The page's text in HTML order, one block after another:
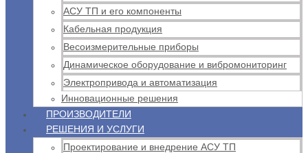
АСУ ТП и его компоненты
Кабельная продукция
Весоизмерительные приборы
Динамическое оборудование и вибромониторинг
Электропривода и автоматизация
Инновационные решения
ПРОИЗВОДИТЕЛИ
РЕШЕНИЯ И УСЛУГИ
Проектирование и внедрение АСУ ТП